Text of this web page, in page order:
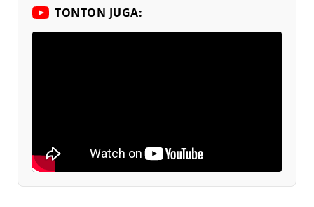
TONTON JUGA: